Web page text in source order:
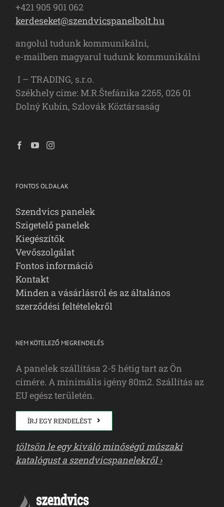
+421 905 901 062
kerdeseket@szendvicspanelbolt.hu
angolul tudunk kommunikálni,
e-mailben magyarul tudunk kommunikálni
I – TRADING, s.r.o.
Székhely címe: M.R.Štefánika 2265, 026 01
Dolný Kubín, Szlovák Köztársaság
FONTOS OLDALAK
Szendvics panelek
Szigetelő panelek
Kiegészítők
Vevőszolgálat
Fontos információ
Kontakt
Minden a vásárlásról és az általános
szerződési feltételekről
NEM KÖTELEZŐ MEGRENDELÉS
A panelek szállítása 2-5 hétig tart az Ön
címére. A minimális igény 80m2. Szállítás az
EU egész területén.
ÍRJ EGY RENDELÉST
töltsön le egy kiváló minőségű műszaki
katalógust a szendvicspanelekről ›